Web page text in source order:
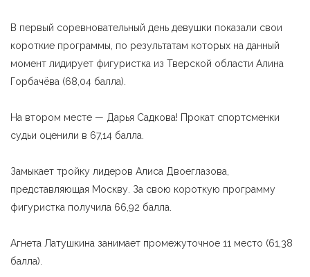
В первый соревновательный день девушки показали свои
короткие программы, по результатам которых на данный
момент лидирует фигуристка из Тверской области Алина
Горбачёва (68,04 балла).
На втором месте — Дарья Садкова! Прокат спортсменки
судьи оценили в 67,14 балла.
Замыкает тройку лидеров Алиса Двоеглазова,
представляющая Москву. За свою короткую программу
фигуристка получила 66,92 балла.
Агнета Латушкина занимает промежуточное 11 место (61,38
балла).